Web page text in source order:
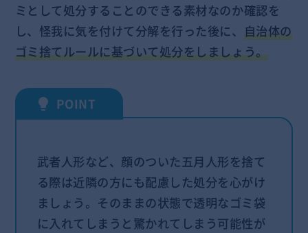
ミとして処分することのできる素材なのか確認を
し、怪我に気を付けて分解を行った後に、 自治体の
ゴミ捨てルールに基づいて処分をしましょう。
武者人形など、顔のついた五月人形を捨て
る際は近隣の方にも配慮した処分を心がけ
ましょう。そのままの状態で透明なゴミ袋
に入れてしまうと驚かれてしまう可能性が